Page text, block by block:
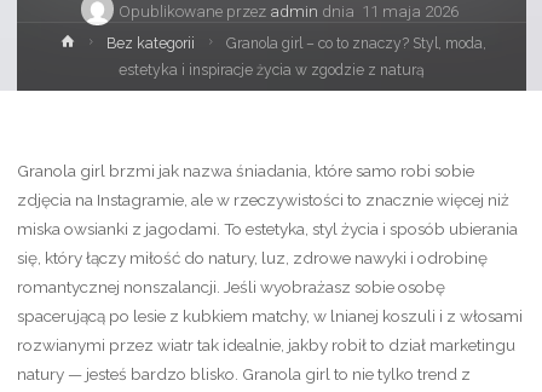
Opublikowane przez admin dnia 11 maja 2026
Strona
główna
Bez kategorii
Granola girl – co to znaczy? Styl, moda,
estetyka i inspiracje życia w zgodzie z naturą
Granola girl brzmi jak nazwa śniadania, które samo robi sobie
zdjęcia na Instagramie, ale w rzeczywistości to znacznie więcej niż
miska owsianki z jagodami. To estetyka, styl życia i sposób ubierania
się, który łączy miłość do natury, luz, zdrowe nawyki i odrobinę
romantycznej nonszalancji. Jeśli wyobrażasz sobie osobę
spacerującą po lesie z kubkiem matchy, w lnianej koszuli i z włosami
rozwianymi przez wiatr tak idealnie, jakby robił to dział marketingu
natury — jesteś bardzo blisko. Granola girl to nie tylko trend z